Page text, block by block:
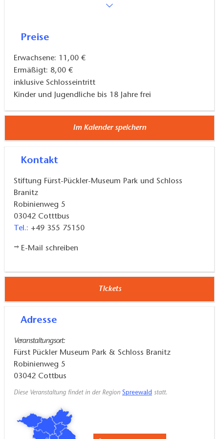
Preise
Erwachsene: 11,00 €
Ermäßigt: 8,00 €
inklusive Schlosseintritt
Kinder und Jugendliche bis 18 Jahre frei
Im Kalender speichern
Kontakt
Stiftung Fürst-Pückler-Museum Park und Schloss
Branitz
Robinienweg 5
03042 Cotttbus
Tel.: +49 355 75150
E-Mail schreiben
Tickets
Adresse
Veranstaltungsort:
Fürst Pückler Museum Park & Schloss Branitz
Robinienweg 5
03042 Cottbus
Diese Veranstaltung findet in der Region Spreewald statt.